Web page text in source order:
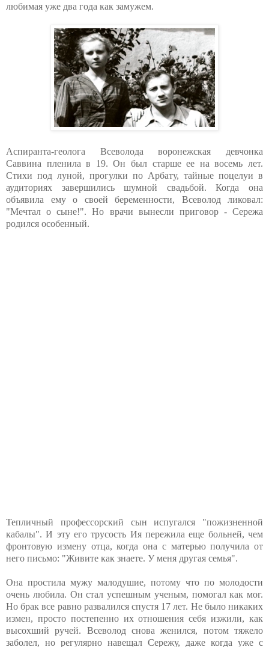
любимая уже два года как замужем.
Аспиранта-геолога Всеволода воронежская девчонка
Саввина пленила в 19. Он был старше ее на восемь лет.
Стихи под луной, прогулки по Арбату, тайные поцелуи в
аудиториях завершились шумной свадьбой. Когда она
объявила ему о своей беременности, Всеволод ликовал:
"Мечтал о сыне!". Но врачи вынесли приговор - Сережа
родился особенный.
Тепличный профессорский сын испугался "пожизненной
кабалы". И эту его трусость Ия пережила еще больней, чем
фронтовую измену отца, когда она с матерью получила от
него письмо: "Живите как знаете. У меня другая семья".
Она простила мужу малодушие, потому что по молодости
очень любила. Он стал успешным ученым, помогал как мог.
Но брак все равно развалился спустя 17 лет. Не было никаких
измен, просто постепенно их отношения себя изжили, как
высохший ручей. Всеволод снова женился, потом тяжело
заболел, но регулярно навещал Сережу, даже когда уже с